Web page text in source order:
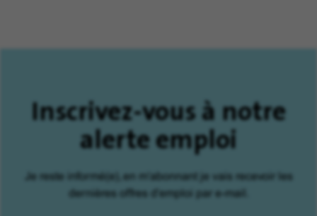
Inscrivez-vous à notre
alerte emploi
Je reste informé(e), en m'abonnant je vais recevoir les
dernières offres d'emploi par e-mail.